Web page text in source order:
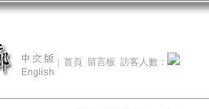
首頁 留言板 訪客人數：